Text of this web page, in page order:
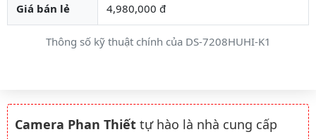
Thông số kỹ thuật chính của DS-7208HUHI-K1
Giá bán lẻ 4,980,000 đ
Camera Phan Thiết tự hào là nhà cung cấp